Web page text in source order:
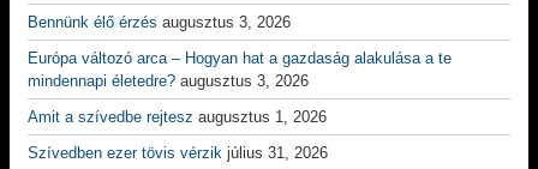
Bennünk élő érzés augusztus 3, 2026
Európa változó arca – Hogyan hat a gazdaság alakulása a te
mindennapi életedre? augusztus 3, 2026
Amit a szívedbe rejtesz augusztus 1, 2026
Szívedben ezer tövis vérzik július 31, 2026